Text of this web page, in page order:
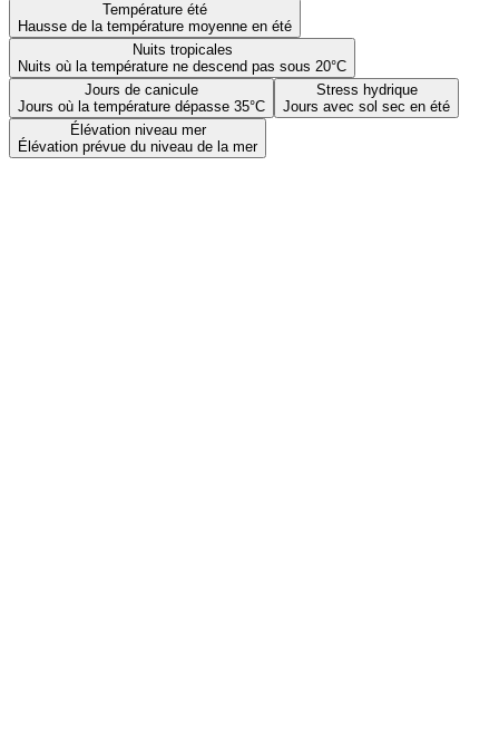
Température été
Hausse de la température moyenne en été
Nuits tropicales
Nuits où la température ne descend pas sous 20°C
Jours de canicule
Jours où la température dépasse 35°C
Stress hydrique
Jours avec sol sec en été
Élévation niveau mer
Élévation prévue du niveau de la mer